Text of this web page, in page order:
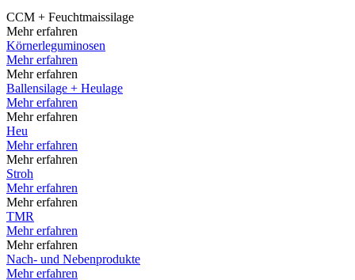
CCM + Feuchtmaissilage
Mehr erfahren
Körnerleguminosen
Mehr erfahren
Mehr erfahren
Ballensilage + Heulage
Mehr erfahren
Mehr erfahren
Heu
Mehr erfahren
Mehr erfahren
Stroh
Mehr erfahren
Mehr erfahren
TMR
Mehr erfahren
Mehr erfahren
Nach- und Nebenprodukte
Mehr erfahren